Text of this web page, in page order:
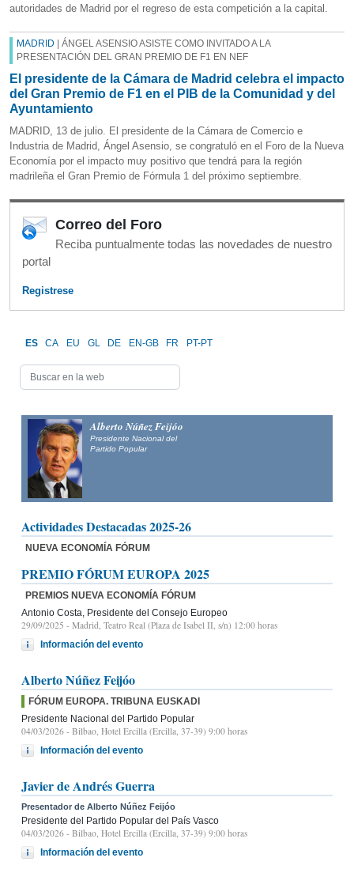
autoridades de Madrid por el regreso de esta competición a la capital.
MADRID | ÁNGEL ASENSIO ASISTE COMO INVITADO A LA
PRESENTACIÓN DEL GRAN PREMIO DE F1 EN NEF
El presidente de la Cámara de Madrid celebra el impacto
del Gran Premio de F1 en el PIB de la Comunidad y del
Ayuntamiento
MADRID, 13 de julio. El presidente de la Cámara de Comercio e
Industria de Madrid, Ángel Asensio, se congratuló en el Foro de la Nueva
Economía por el impacto muy positivo que tendrá para la región
madrileña el Gran Premio de Fórmula 1 del próximo septiembre.
Correo del Foro
Reciba puntualmente todas las novedades de nuestro
portal
Registrese
ES CA EU GL DE EN-GB FR PT-PT
Alfonso Fernández
Mañueco
Presidente del Partido Popular de Castilla y León y candidato
a la Presidencia de la Junta de Castilla y León
Actividades Destacadas 2025-26
NUEVA ECONOMÍA FÓRUM
PREMIO FÓRUM EUROPA 2025
PREMIOS NUEVA ECONOMÍA FÓRUM
Antonio Costa, Presidente del Consejo Europeo
29/09/2025 - Madrid, Teatro Real (Plaza de Isabel II, s/n) 12:00 horas
Información del evento
Alberto Núñez Feijóo
FÓRUM EUROPA. TRIBUNA EUSKADI
Presidente Nacional del Partido Popular
04/03/2026 - Bilbao, Hotel Ercilla (Ercilla, 37-39) 9:00 horas
Información del evento
Javier de Andrés Guerra
Presentador de Alberto Núñez Feijóo
Presidente del Partido Popular del País Vasco
04/03/2026 - Bilbao, Hotel Ercilla (Ercilla, 37-39) 9:00 horas
Información del evento